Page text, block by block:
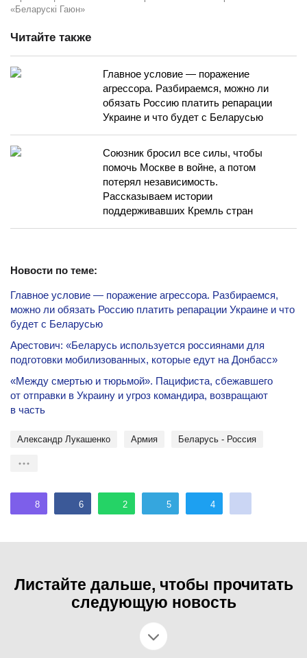
«Беларускі Гаюн»
Читайте также
Главное условие — поражение
агрессора. Разбираемся, можно ли
обязать Россию платить репарации
Украине и что будет с Беларусью
Союзник бросил все силы, чтобы
помочь Москве в войне, а потом
потерял независимость.
Рассказываем истории
поддерживавших Кремль стран
Новости по теме:
Главное условие — поражение агрессора. Разбираемся,
можно ли обязать Россию платить репарации Украине и что
будет с Беларусью
Арестович: «Беларусь используется россиянами для
подготовки мобилизованных, которые едут на Донбасс»
«Между смертью и тюрьмой». Пацифиста, сбежавшего
от отправки в Украину и угроз командира, возвращают
в часть
Александр Лукашенко Армия Беларусь - Россия
8 6 2 5 4
Листайте дальше, чтобы прочитать
следующую новость